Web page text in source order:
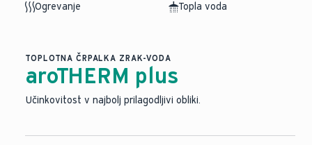
Ogrevanje Topla voda
TOPLOTNA ČRPALKA ZRAK-VODA
aroTHERM plus
Učinkovitost v najbolj prilagodljivi obliki.